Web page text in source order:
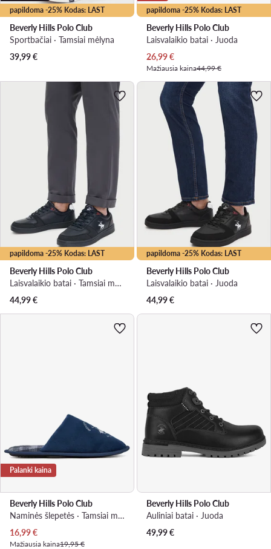
papildoma -25% Kodas: LAST
Beverly Hills Polo Club
Sportbačiai · Tamsiai mėlyna
39,99€
papildoma -25% Kodas: LAST
Beverly Hills Polo Club
Laisvalaikio batai · Juoda
Dabartinė kaina
26,99€
Mažiausia kaina44,99 €
papildoma -25% Kodas: LAST
Beverly Hills Polo Club
Laisvalaikio batai · Tamsiai mėlyna
44,99€
papildoma -25% Kodas: LAST
Beverly Hills Polo Club
Laisvalaikio batai · Juoda
44,99€
Palanki kaina
Beverly Hills Polo Club
Naminės šlepetės · Tamsiai mėlyna
Dabartinė kaina
16,99€
Mažiausia kaina19,95 €
Beverly Hills Polo Club
Auliniai batai · Juoda
49,99€